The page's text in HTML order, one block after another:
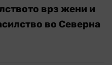
врз жени и
во Северна